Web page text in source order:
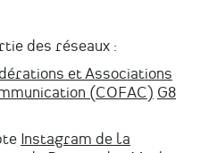
des réseaux :
et Associations
(COFAC) G8
Instagram de la